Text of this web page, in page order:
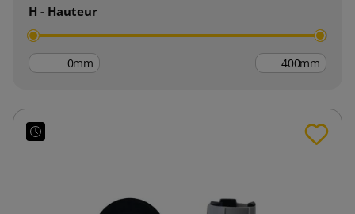
H - Hauteur
mm mm